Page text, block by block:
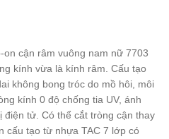
cận râm vuông nam nữ 7703
kính vừa là kính râm. Cấu tạo
không bong tróc do mồ hôi, môi
kính 0 độ chống tia UV, ánh
điện tử. Có thể cắt tròng cận thay
cấu tạo từ nhựa TAC 7 lớp có